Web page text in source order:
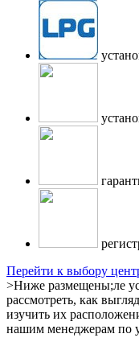
Перейти к выбору
>Ниже размещены;ле
рассмотреть, как
изучить их
нашим менеджерам по